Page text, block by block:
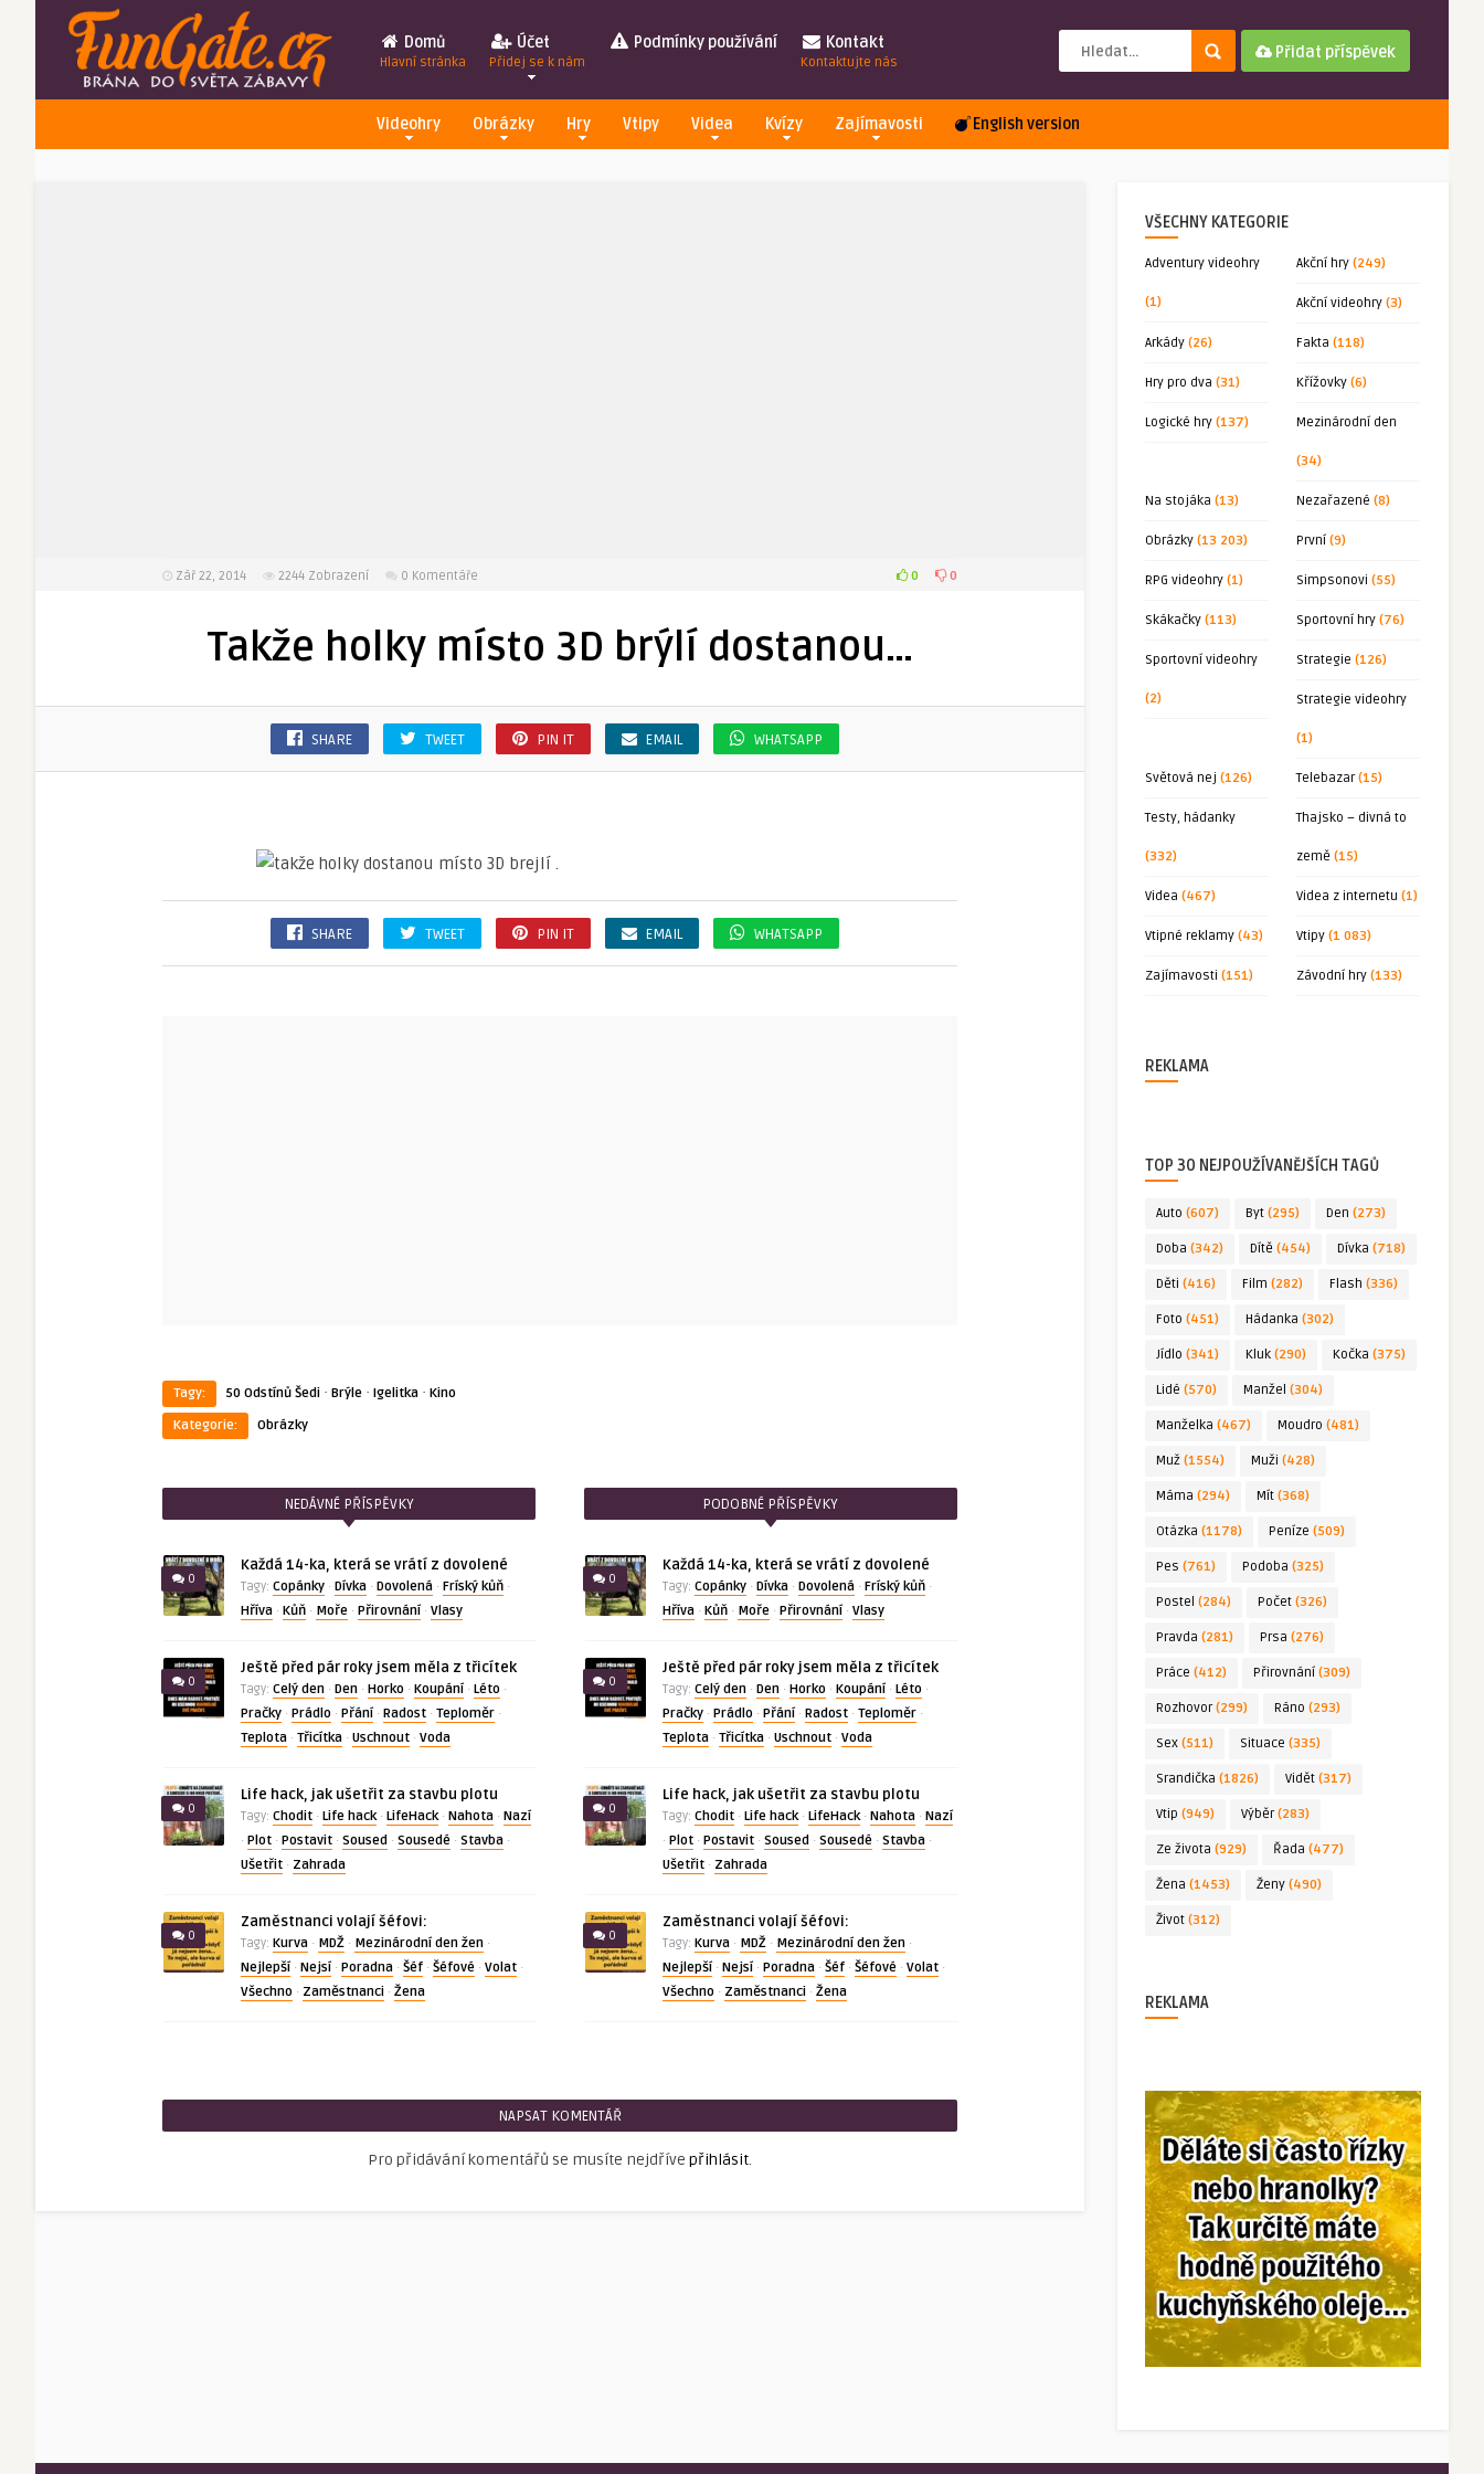
Domů
Hlavní stránka
Účet
Přidej se k nám
Podmínky používání Kontakt
Kontaktujte nás
Přidat příspěvek
Videohry Obrázky Hry Vtipy Videa Kvízy Zajímavosti English version
Zář 22, 2014 2244 Zobrazení 0 Komentáře 0 0
Takže holky místo 3D brýlí dostanou…
SHARE TWEET PIN IT EMAIL WHATSAPP
SHARE TWEET PIN IT EMAIL WHATSAPP
Tagy: 50 Odstínů Šedi · Brýle · Igelitka · Kino
Kategorie:
Obrázky
NEDÁVNÉ PŘÍSPĚVKY
0
Každá 14-ka, která se vrátí z dovolené
Tagy: Copánky · Dívka · Dovolená · Fríský kůň ·
Hříva · Kůň · Moře · Přirovnání· Vlasy
0
Ještě před pár roky jsem měla z třicítek
Tagy: Celý den · Den · Horko · Koupání· Léto ·
Pračky · Prádlo · Přání· Radost · Teploměr ·
Teplota · Třicítka · Uschnout · Voda
0
Life hack, jak ušetřit za stavbu plotu
Tagy: Chodit · Life hack· LifeHack· Nahota · Nazí
· Plot · Postavit · Soused · Sousedé · Stavba ·
Ušetřit · Zahrada
0
Zaměstnanci volají šéfovi:
Tagy: Kurva · MDŽ · Mezinárodní den žen ·
Nejlepší· Nejsí· Poradna · Šéf · Šéfové · Volat ·
Všechno · Zaměstnanci · Žena
PODOBNÉ PŘÍSPĚVKY
0
Každá 14-ka, která se vrátí z dovolené
Tagy: Copánky· Dívka· Dovolená· Fríský kůň·
Hříva· Kůň· Moře· Přirovnání· Vlasy
0
Ještě před pár roky jsem měla z třicítek
Tagy: Celý den· Den· Horko· Koupání· Léto·
Pračky· Prádlo· Přání· Radost· Teploměr·
Teplota· Třicítka· Uschnout· Voda
0
Life hack, jak ušetřit za stavbu plotu
Tagy: Chodit· Life hack· LifeHack· Nahota· Nazí
· Plot· Postavit· Soused · Sousedé· Stavba·
Ušetřit· Zahrada
0
Zaměstnanci volají šéfovi:
Tagy: Kurva· MDŽ· Mezinárodní den žen·
Nejlepší· Nejsí· Poradna· Šéf· Šéfové· Volat·
Všechno· Zaměstnanci· Žena
NAPSAT KOMENTÁŘ
Pro přidávání komentářů se musíte nejdříve přihlásit.
VŠECHNY KATEGORIE
Adventury videohry
(1)
Akční hry (249)
Akční videohry (3)
Arkády (26) Fakta (118)
Hry pro dva (31) Křížovky (6)
Logické hry (137) Mezinárodní den
(34)
Na stojáka (13) Nezařazené (8)
Obrázky (13 203) První (9)
RPG videohry (1) Simpsonovi (55)
Skákačky (113) Sportovní hry (76)
Sportovní videohry
(2)
Strategie (126)
Strategie videohry
(1)
Světová nej (126) Telebazar(15)
Testy, hádanky
(332)
Thajsko – divná to
země (15)
Videa (467) Videa z internetu (1)
Vtipné reklamy (43) Vtipy (1 083)
Zajímavosti (151) Závodní hry (133)
REKLAMA
TOP 30 NEJPOUŽÍVANĚJŠÍCH TAGŮ
Auto (607) Byt (295) Den (273)
Doba (342) Dítě (454) Dívka (718)
Děti (416) Film (282) Flash (336)
Foto (451) Hádanka (302)
Jídlo (341) Kluk (290) Kočka (375)
Lidé (570) Manžel (304)
Manželka (467) Moudro (481)
Muž (1554) Muži (428)
Máma (294) Mít (368)
Otázka (1178) Peníze (509)
Pes (761) Podoba (325)
Postel (284) Počet (326)
Pravda (281) Prsa (276)
Práce (412) Přirovnání (309)
Rozhovor(299) Ráno (293)
Sex (511) Situace (335)
Srandička (1826) Vidět (317)
Vtip (949) Výběr(283)
Ze života (929) Řada (477)
Žena (1453) Ženy (490)
Život (312)
REKLAMA